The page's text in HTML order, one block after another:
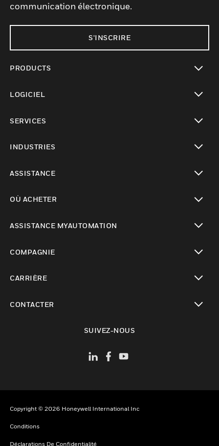
communication électronique.
S'INSCRIRE
PRODUCTS
LOGICIEL
SERVICES
INDUSTRIES
ASSISTANCE
OÙ ACHETER
ASSISTANCE MYAUTOMATION
COMPAGNIE
CARRIÈRE
CONTACTER
SUIVEZ-NOUS
Copyright © 2026 Honeywell International Inc
Conditions
Déclarations De Confidentialité